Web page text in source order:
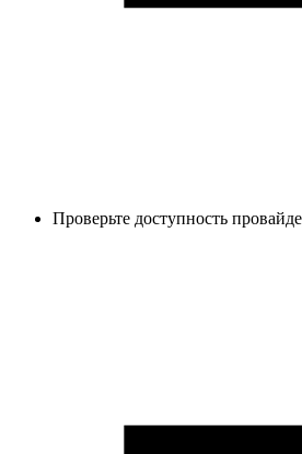
Проверьте доступность